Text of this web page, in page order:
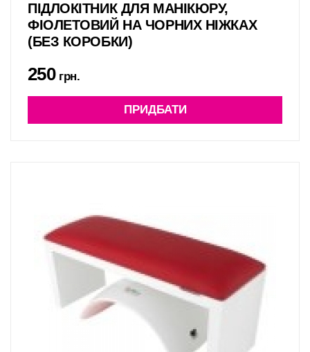
ПІДЛОКІТНИК ДЛЯ МАНІКЮРУ,
ФІОЛЕТОВИЙ НА ЧОРНИХ НІЖКАХ
(БЕЗ КОРОБКИ)
250грн.
ПРИДБАТИ